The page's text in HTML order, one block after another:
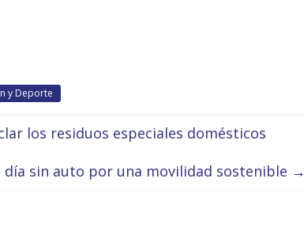
y Deporte
los residuos especiales domésticos
día sin auto por una movilidad sostenible →